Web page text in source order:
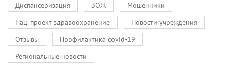
Диспансеризация
ЗОЖ
Мошенники
Нац. проект здравоохранение
Новости учреждения
Отзывы
Профилактика covid-19
Региональные новости